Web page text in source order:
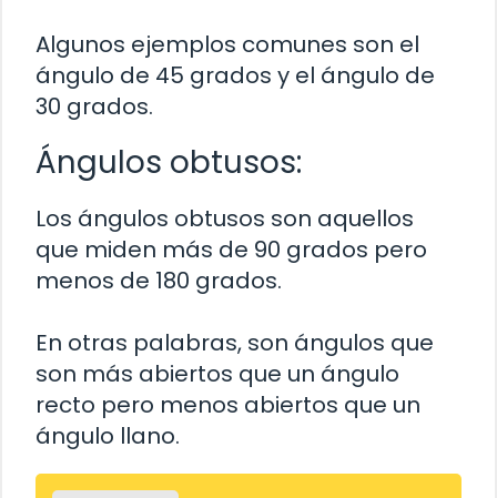
Algunos ejemplos comunes son el
ángulo de 45 grados y el ángulo de
30 grados.
Ángulos obtusos:
Los ángulos obtusos son aquellos
que miden más de 90 grados pero
menos de 180 grados.
En otras palabras, son ángulos que
son más abiertos que un ángulo
recto pero menos abiertos que un
ángulo llano.